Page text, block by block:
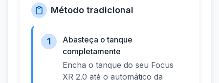
Método tradicional
1
Abasteça o tanque
completamente
Encha o tanque do seu Focus
XR 2.0 até o automático da